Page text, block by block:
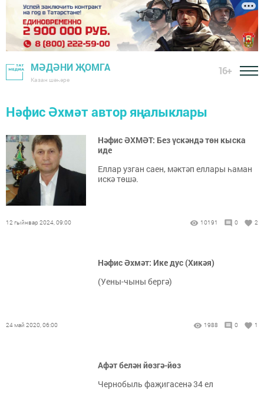
МӘДӘНИ ҖОМГА
Казан шәһәре
16+
Нәфис Әхмәт автор яңалыклары
Нәфис ӘХМӘТ: Без үскәндә төн кыска
иде
Еллар узган саен, мәктәп еллары һаман
искә төшә.
12 гыйнвар 2024, 09:00 10191 0 2
Нәфис Әхмәт: Ике дус (Хикәя)
(Уены-чыны бергә)
24 май 2020, 06:00 1988 0 1
Афәт белән йөзгә-йөз
Чернобыль фаҗигасенә 34 ел